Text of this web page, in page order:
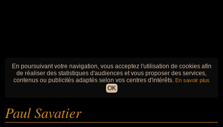
En poursuivant votre navigation, vous acceptez l'utilisation de cookies afin
de réaliser des statistiques d'audiences et vous proposer des services,
contenus ou publicités adaptés selon vos centres d'intérêts. En savoir plus
OK
Paul Savatier